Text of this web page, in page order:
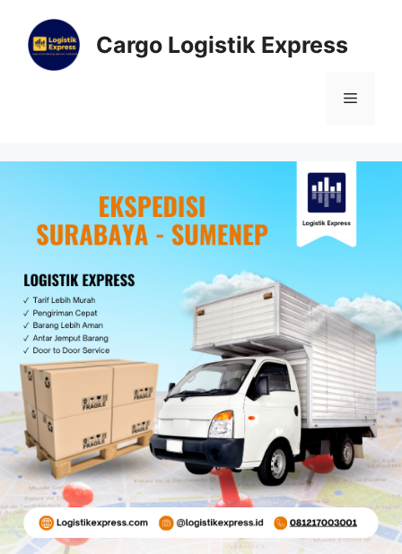
Cargo Logistik Express